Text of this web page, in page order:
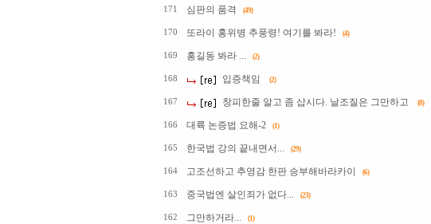
171 심판의 품격 (49)
170 또라이 홍위병 추풍령! 여기를 봐라! (4)
169 홍길동 봐라 ... (2)
168 입증책임 (2)
167 창피한줄 알고 좀 삽시다. 날조질은 그만하고 (8)
166 대륙 논증법 요해-2 (1)
165 한국법 강의 끝내면서... (29)
164 고조선하고 추영감 한판 승부해바라카이 (6)
163 중국법엔 살인죄가 없다... (23)
162 그만하거라... (1)